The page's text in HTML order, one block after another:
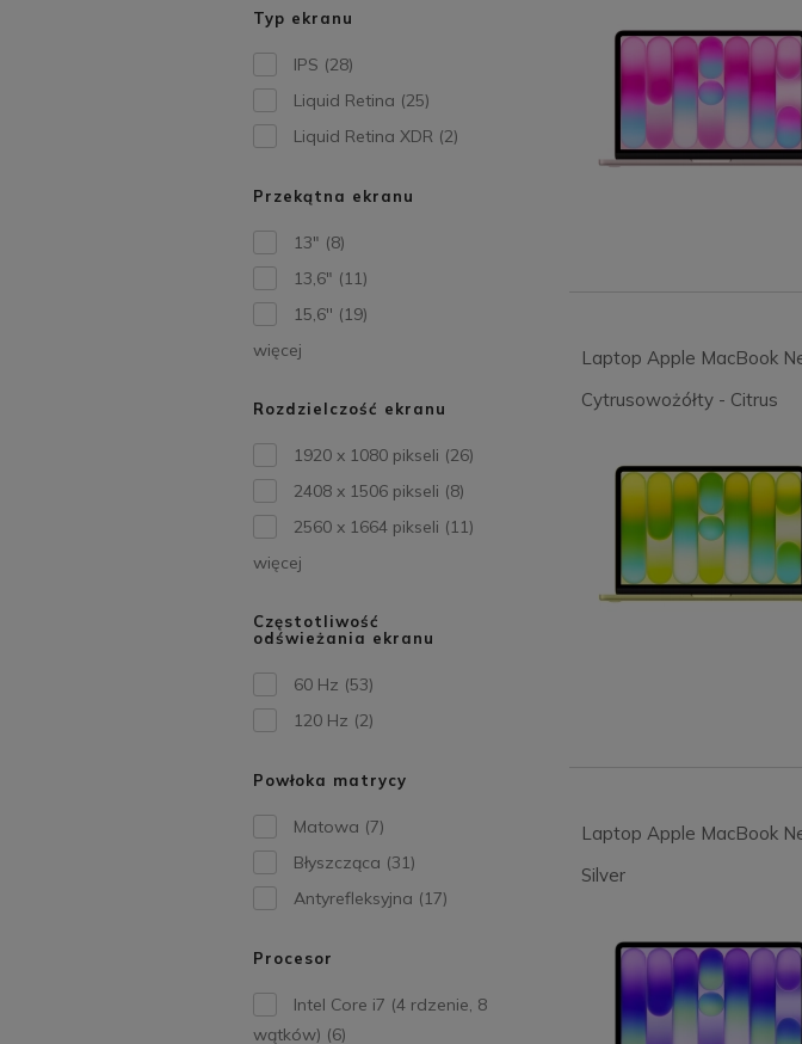
Typ ekranu
IPS (28)
Liquid Retina (25)
Liquid Retina XDR (2)
Przekątna ekranu
13" (8)
13,6" (11)
15,6'' (19)
więcej
Rozdzielczość ekranu
1920 x 1080 pikseli (26)
2408 x 1506 pikseli (8)
2560 x 1664 pikseli (11)
więcej
Częstotliwość
odświeżania ekranu
60 Hz (53)
120 Hz (2)
Powłoka matrycy
Matowa (7)
Błyszcząca (31)
Antyrefleksyjna (17)
Procesor
Intel Core i7 (4 rdzenie, 8
wątków) (6)
Laptop Apple MacBook
Cytrusowożółty - Citrus
Laptop Apple MacBook
Silver